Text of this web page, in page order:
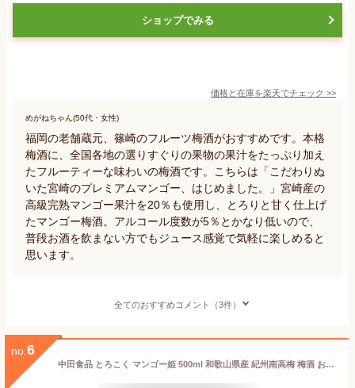
ショップでみる
価格と在庫を楽天でチェック >>
めがねちゃん(50代・女性)
福岡の老舗蔵元、篠崎のフルーツ梅酒がおすすめです。本格
梅酒に、全国各地の選りすぐりの果物の果汁をたっぷり加え
たフルーティーな味わいの梅酒です。こちらは「こだわりぬ
いた宮崎のプレミアムマンゴー、はじめました。」宮崎産の
高級完熟マンゴー果汁を20％も使用し、とろりと甘く仕上げ
たマンゴー梅酒。アルコール度数が5％とかなり低いので、
普段お酒を飲まない方でもジュース感覚で気軽に楽しめると
思います。
全てのおすすめコメント（3件）
no. 6
中田食品 とろこく マンゴー姫 500ml 和歌山県産 紀州南高梅 梅酒 お酒 紀州 本場 マンゴー果汁入り マンゴー 果汁 完熟 紀州産 南高梅 国産 フルーティー 芳醇な香り 濃厚な甘み 化粧箱 プレゼント ギフト 贈答 贈り物 2026 グルメ お取り寄せ 飲み物 おすすめ 人気